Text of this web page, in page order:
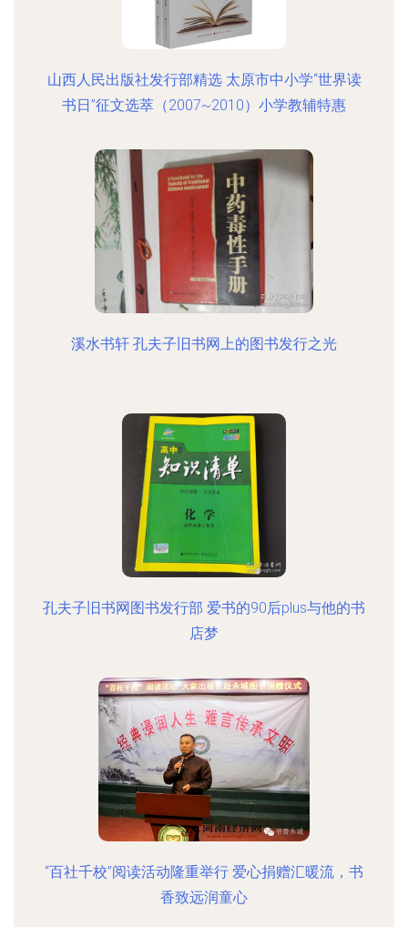
山西人民出版社发行部精选 太原市中小学“世界读
书日”征文选萃（2007~2010）小学教辅特惠
溪水书轩 孔夫子旧书网上的图书发行之光
孔夫子旧书网图书发行部 爱书的90后plus与他的书
店梦
“百社千校”阅读活动隆重举行 爱心捐赠汇暖流，书
香致远润童心